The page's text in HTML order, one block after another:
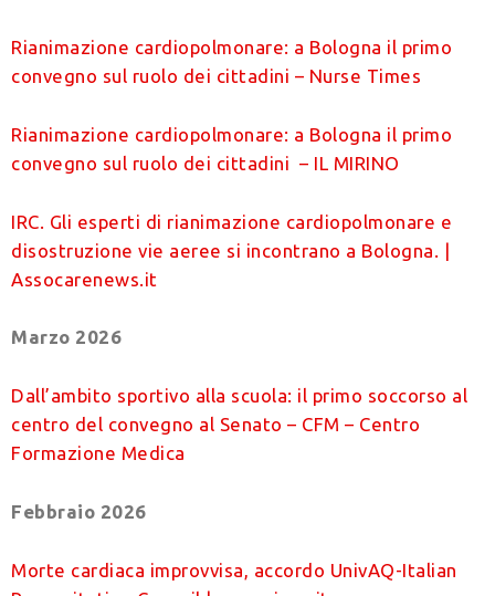
Rianimazione cardiopolmonare: a Bologna il primo
convegno sul ruolo dei cittadini – Nurse Times
Rianimazione cardiopolmonare: a Bologna il primo
convegno sul ruolo dei cittadini – IL MIRINO
IRC. Gli esperti di rianimazione cardiopolmonare e
disostruzione vie aeree si incontrano a Bologna. |
Assocarenews.it
Marzo 2026
Dall’ambito sportivo alla scuola: il primo soccorso al
centro del convegno al Senato – CFM – Centro
Formazione Medica
Febbraio 2026
Morte cardiaca improvvisa, accordo UnivAQ-Italian